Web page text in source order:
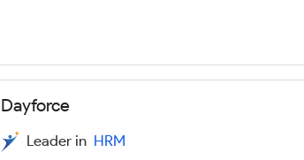
Dayforce
Leader in HRM